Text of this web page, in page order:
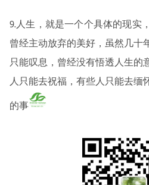
9.人生，就是一个个具体的现实
曾经主动放弃的美好，虽然几十
只能叹息，曾经没有悟透人生的
人只能去祝福，有些人只能去缅
的事